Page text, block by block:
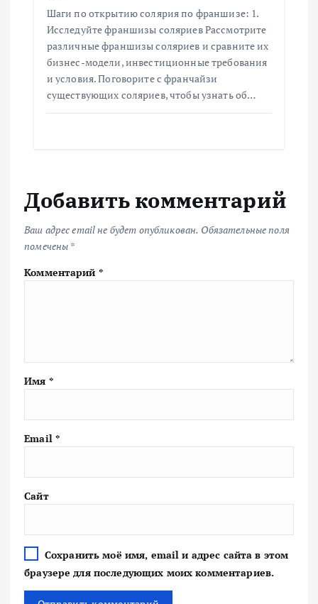
Шаги по открытию солярия по франшизе: 1.
Исследуйте франшизы соляриев Рассмотрите
различные франшизы соляриев и сравните их
бизнес-модели, инвестиционные требования
и условия. Поговорите с франчайзи
существующих соляриев, чтобы узнать об…
Добавить комментарий
Ваш адрес email не будет опубликован. Обязательные поля
помечены *
Комментарий *
Имя *
Email *
Сайт
Сохранить моё имя, email и адрес сайта в этом
браузере для последующих моих комментариев.